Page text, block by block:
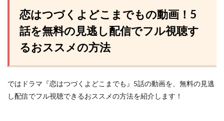
恋はつづくよどこまでもの動画！5
話を無料の見逃し配信でフル視聴す
るおススメの方法
ではドラマ『恋はつづくよどこまでも』5話の動画を、無料の見逃
し配信でフル視聴できるおススメの方法を紹介します！